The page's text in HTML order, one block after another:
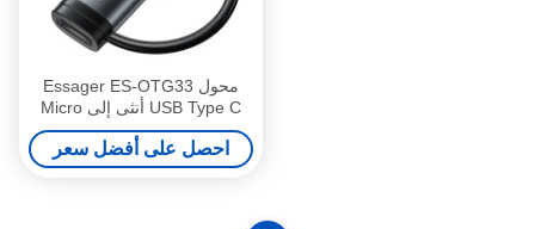
محول Essager ES-OTG33
USB Type C أنثى إلى Micro
Lightning ذكر
احصل على أفضل سعر